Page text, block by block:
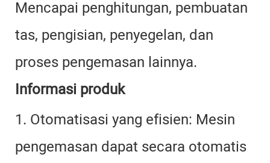
Mencapai penghitungan, pembuatan
tas, pengisian, penyegelan, dan
proses pengemasan lainnya.
Informasi produk
1. Otomatisasi yang efisien: Mesin
pengemasan dapat secara otomatis